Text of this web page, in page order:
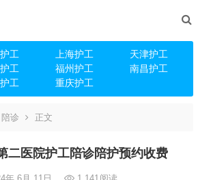
工 上海护工
天津护工
工 福州护工
南昌护工
工 重庆护工
陪诊 正文
二医院护工陪诊陪护预约收费